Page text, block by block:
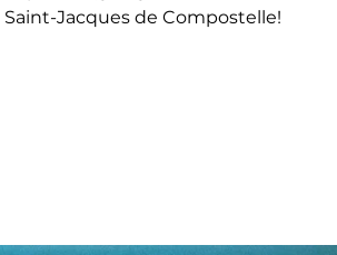
Jacques de Compostelle!